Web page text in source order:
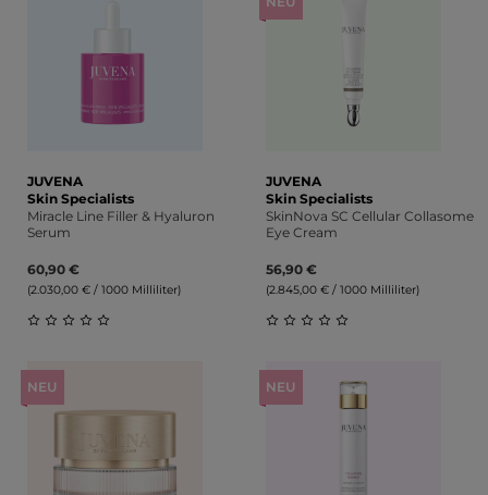
JUVENA
Skin Specialists
Miracle Line Filler & Hyaluron
Serum
60,90 €
(2.030,00 € / 1000 Milliliter)
JUVENA
Skin Specialists
SkinNova SC Cellular Collasome
Eye Cream
56,90 €
(2.845,00 € / 1000 Milliliter)
NEU NEU